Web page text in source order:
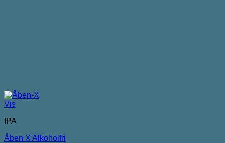
Vis
IPA
Åben X Alkoholfri